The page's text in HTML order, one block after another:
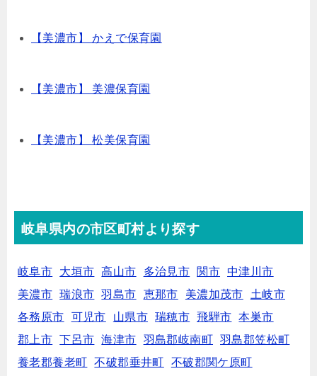
【美濃市】 かえで保育園
【美濃市】 美濃保育園
【美濃市】 松美保育園
岐阜県内の市区町村より探す
岐阜市 大垣市 高山市 多治見市 関市 中津川市
美濃市
瑞浪市 羽島市 恵那市 美濃加茂市
土岐市
各務原市
可児市 山県市 瑞穂市 飛騨市
本巣市
郡上市
下呂市 海津市 羽島郡岐南町 羽島郡笠松町
養老郡養老町
不破郡垂井町
不破郡関ケ原町